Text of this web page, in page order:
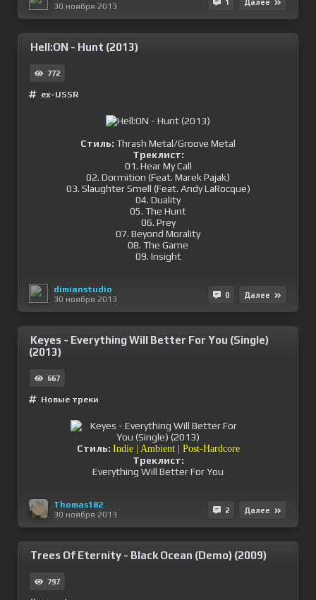
30 ноября 2013
1 Далее
Hell:ON - Hunt (2013)
772
ex-USSR
Стиль: Thrash Metal/Groove Metal
Треклист:
01. Hear My Call
02. Dormition (Feat. Marek Pajak)
03. Slaughter Smell (Feat. Andy LaRocque)
04. Duality
05. The Hunt
06. Prey
07. Beyond Morality
08. The Game
09. Insight
dimianstudio
30 ноября 2013
0 Далее
Keyes - Everything Will Better For You (Single)
(2013)
667
Новые треки
Стиль: Indie | Ambient | Post-Hardcore
Треклист:
Everything Will Better For You
Thomas182
30 ноября 2013
2 Далее
Trees Of Eternity - Black Ocean (Demo) (2009)
797